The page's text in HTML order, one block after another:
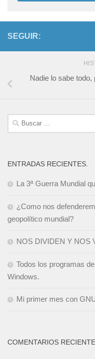
SEGUIR:
Nadie lo sabe todo,
Buscar:
ENTRADAS RECIENTES.
La 3ª Guerra Mundial
¿Como nos
geopolítico mundial?
NOS DIVIDEN Y NOS
Todos los programas
Windows.
Mi primer mes con
COMENTARIOS